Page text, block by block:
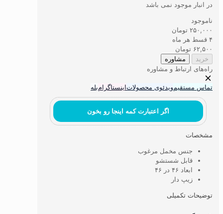
در انبار موجود نمی باشد
ناموجود
۲۵۰,۰۰۰ تومان
۴ قسط هر ماه
۶۲,۵۰۰ تومان
خرید مشاوره
راه‌های ارتباط و مشاوره
تماس مستقیمویدئوی محصولاتاینستاگرامبله
اگر اعتبارت کمه اینجا رو بخون
مشخصات
جنس مخمل مرغوب
قابل شستشو
ابعاد ۴۶ در ۴۶
زیپ دار
توضیحات تکمیلی